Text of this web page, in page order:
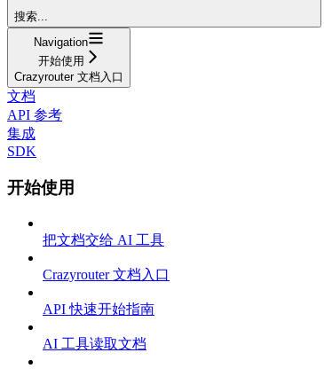
搜索...
Navigation
开始使用
Crazyrouter 文档入口
文档
API 参考
集成
SDK
开始使用
把文档交给 AI 工具
Crazyrouter 文档入口
API 快速开始指南
AI 工具读取文档